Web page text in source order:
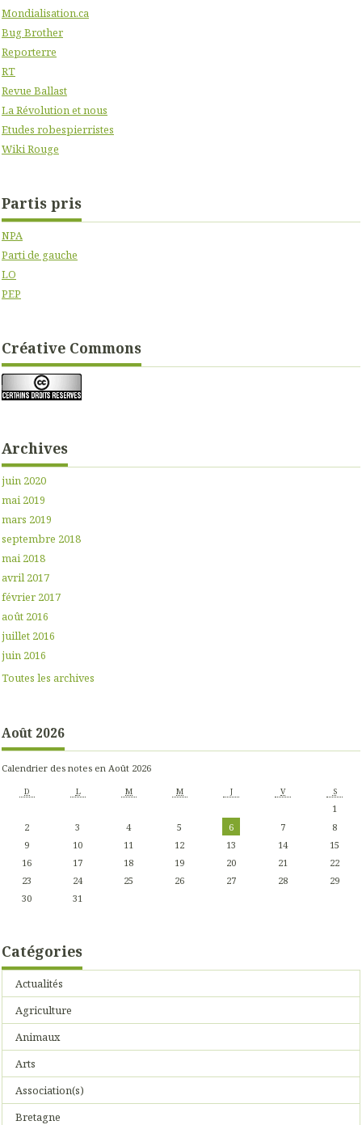
Mondialisation.ca
Bug Brother
Reporterre
RT
Revue Ballast
La Révolution et nous
Etudes robespierristes
Wiki Rouge
Partis pris
NPA
Parti de gauche
LO
PEP
Créative Commons
Archives
juin 2020
mai 2019
mars 2019
septembre 2018
mai 2018
avril 2017
février 2017
août 2016
juillet 2016
juin 2016
Toutes les archives
Août 2026
Calendrier des notes en Août 2026
D L M M J V S
1
2
3 4 5 6 7
8
9
10 11 12 13 14
15
16
17 18 19 20 21
22
23
24 25 26 27 28
29
30
31
Catégories
Actualités
Agriculture
Animaux
Arts
Association(s)
Bretagne